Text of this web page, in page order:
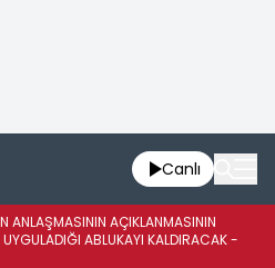
Canlı
ANLAŞMASININ AÇIKLANMASININ
ABLUKAYI KALDIRACAK -